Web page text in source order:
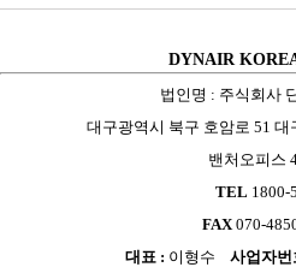
DYNAIR
법인명 : 주식회사
대구광역시 북구 호암로 51
밴처오피스
TEL 1800-
FAX070-
대표 : 이형수 사업자번